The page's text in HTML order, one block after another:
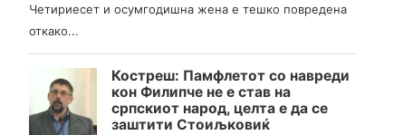
Четириесет и осумгодишна жена е тешко повредена
откако...
Костреш: Памфлетот со навреди
кон Филипче не е став на
српскиот народ, целта е да се
заштити Стоиљковиќ